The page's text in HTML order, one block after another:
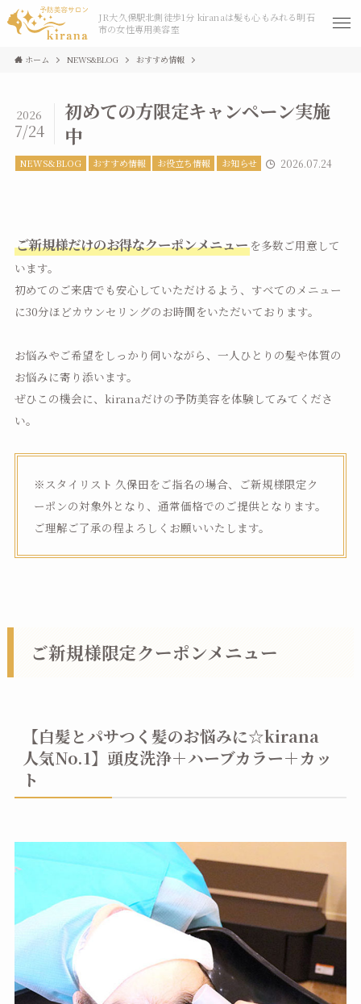
JR大久保駅北側徒歩1分 kiranaは髪も心もみれる明石
市の女性専用美容室
ホーム NEWS&BLOG おすすめ情報
初めての方限定キャンペーン実施
中
2026
7/24
NEWS&BLOG おすすめ情報 お役立ち情報 お知らせ 2026.07.24
ご新規様だけのお得なクーポンメニューを多数ご用意して
います。
初めてのご来店でも安心していただけるよう、すべてのメニュー
に30分ほどカウンセリングのお時間をいただいております。
お悩みやご希望をしっかり伺いながら、一人ひとりの髪や体質の
お悩みに寄り添います。
ぜひこの機会に、kiranaだけの予防美容を体験してみてくださ
い。
※スタイリスト 久保田をご指名の場合、ご新規様限定ク
ーポンの対象外となり、通常価格でのご提供となります。
ご理解ご了承の程よろしくお願いいたします。
ご新規様限定クーポンメニュー
【白髪とパサつく髪のお悩みに☆kirana
人気No.1】頭皮洗浄＋ハーブカラー＋カッ
ト